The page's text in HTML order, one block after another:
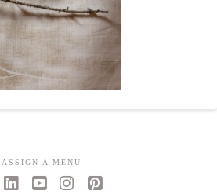
ASSIGN A MENU